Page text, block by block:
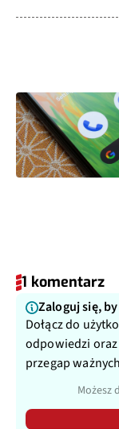
1 komentarz
Zaloguj się,
Dołącz do
odpowiedzi
przegap
Możesz